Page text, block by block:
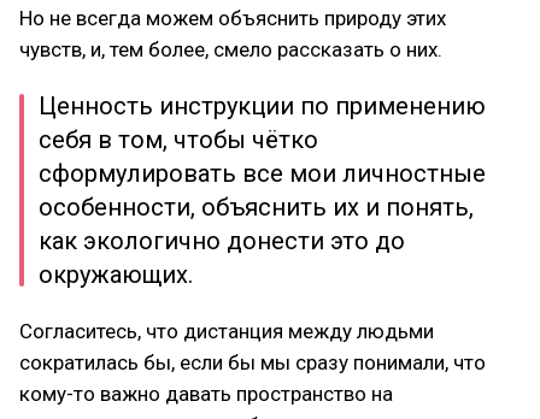
Но не всегда можем объяснить природу этих
чувств, и, тем более, смело рассказать о них.
Ценность инструкции по применению
себя в том, чтобы чётко
сформулировать все мои личностные
особенности, объяснить их и понять,
как экологично донести это до
окружающих.
Согласитесь, что дистанция между людьми
сократилась бы, если бы мы сразу понимали, что
кому-то важно давать пространство на